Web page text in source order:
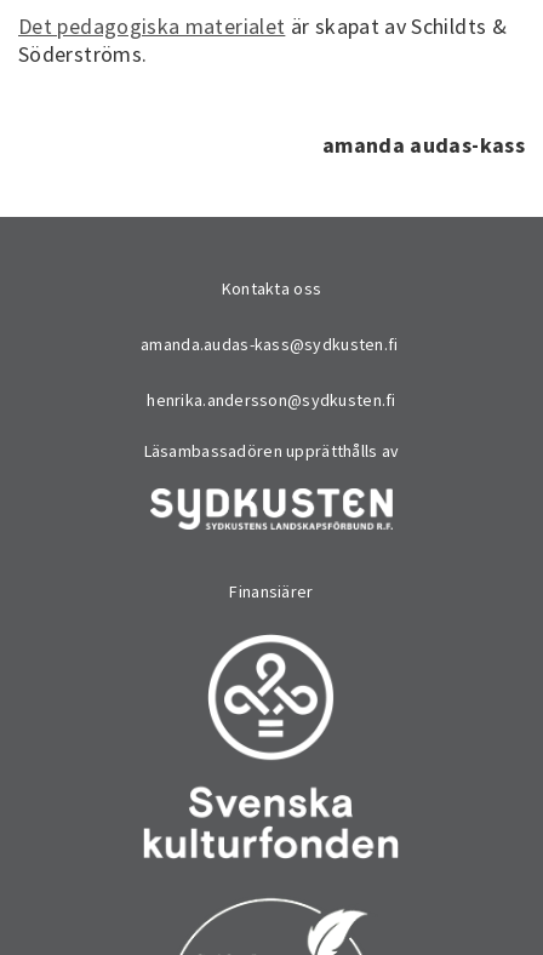
Det pedagogiska materialet är skapat av Schildts &
Söderströms.
amanda audas-kass
Kontakta oss
amanda.audas-kass@sydkusten.fi
henrika.andersson@sydkusten.fi
Läsambassadören upprätthålls av
Finansiärer